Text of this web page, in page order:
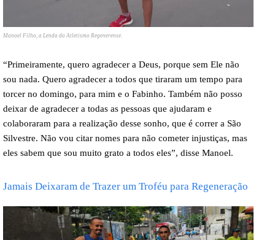
Manoel Filho, a Lenda do Atletismo Regenerense.
“Primeiramente, quero agradecer a Deus, porque sem Ele não
sou nada. Quero agradecer a todos que tiraram um tempo para
torcer no domingo, para mim e o Fabinho. Também não posso
deixar de agradecer a todas as pessoas que ajudaram e
colaboraram para a realização desse sonho, que é correr a São
Silvestre. Não vou citar nomes para não cometer injustiças, mas
eles sabem que sou muito grato a todos eles”, disse Manoel.
Jamais Deixaram de Trazer um Troféu para Regeneração